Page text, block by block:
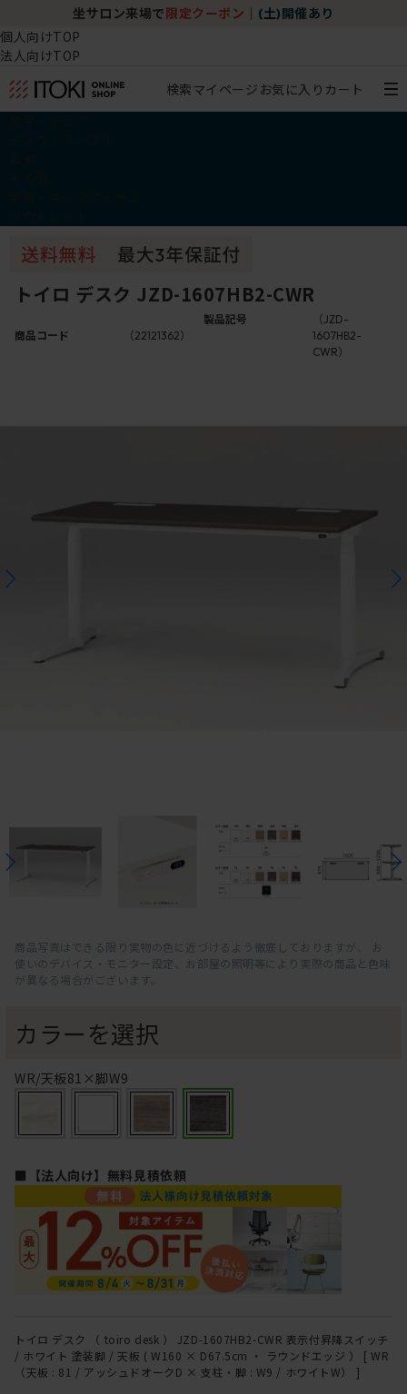
坐サロン来場で 限定クーポン (土)開催あり
個人向けTOP
法人向けTOP
検索マイページ お気に入り カート
トイロ デスク JZD-1607HB2-CWR
商品コード （22121362）
製品記号
（JZD-
1607HB2-
CWR）
商品写真はできる限り実物の色に近づけるよう徹底しておりますが、 お
使いのデバイス・モニター設定、お部屋の照明等により実際の商品と色味
が異なる場合がございます。
カラーを選択
WR/天板81×脚W9
■【法人向け】無料見積依頼
トイロ デスク （ toiro desk ） JZD-1607HB2-CWR 表示付昇降スイッチ
/ ホワイト 塗装脚 / 天板 ( W160 × D67.5cm ・ ラウンドエッジ ） [ WR
（天板 : 81 / アッシュドオークD × 支柱・脚 : W9 / ホワイトW） ]